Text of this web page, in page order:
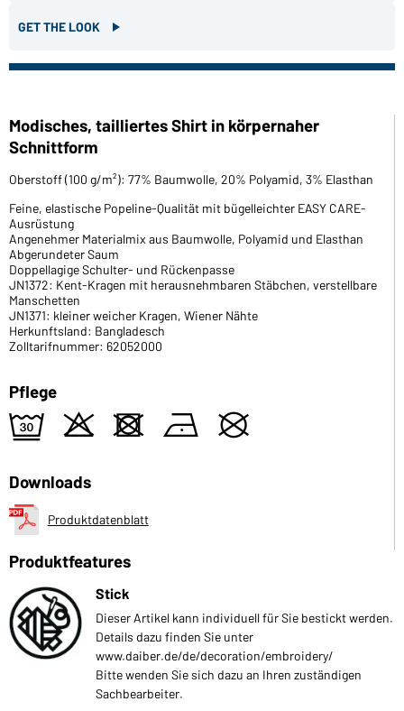
GET THE LOOK
Modisches, tailliertes Shirt in körpernaher
Schnittform
Oberstoff (100 g/m²): 77% Baumwolle, 20% Polyamid, 3% Elasthan
Feine, elastische Popeline-Qualität mit bügelleichter EASY CARE-
Ausrüstung
Angenehmer Materialmix aus Baumwolle, Polyamid und Elasthan
Abgerundeter Saum
Doppellagige Schulter- und Rückenpasse
JN1372: Kent-Kragen mit herausnehmbaren Stäbchen, verstellbare
Manschetten
JN1371: kleiner weicher Kragen, Wiener Nähte
Herkunftsland: Bangladesch
Zolltarifnummer: 62052000
Pflege
e o d n U
Downloads
Produktdatenblatt
Produktfeatures
Stick
Dieser Artikel kann individuell für Sie bestickt werden.
Details dazu finden Sie unter
www.daiber.de/de/decoration/embroidery/
Bitte wenden Sie sich dazu an Ihren zuständigen
Sachbearbeiter.